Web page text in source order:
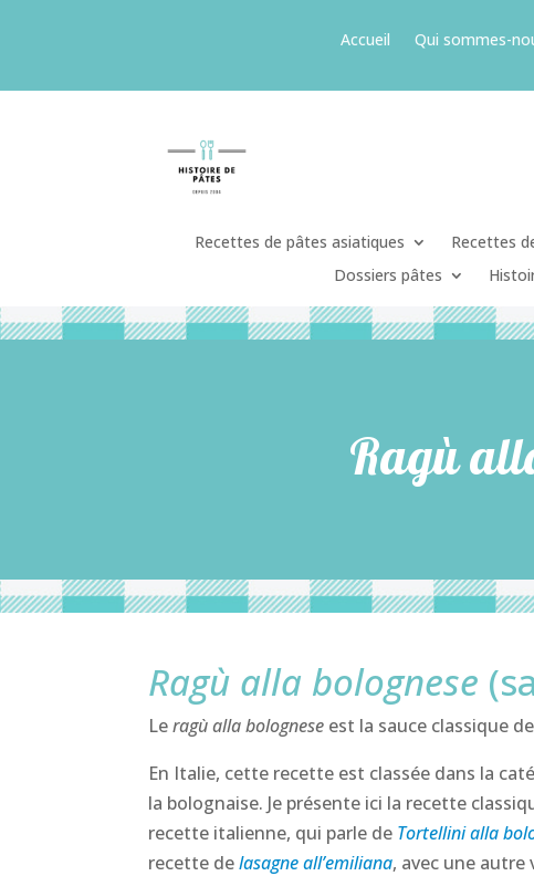
Accueil Qui sommes-
Recettes de pâtes asiatiques Recettes
Dossiers pâtes
Ragù
Ragù alla bolognese
Leragù alla bolognese est la sauce classique
En Italie, cette recette est classée dans la
la bolognaise. Je présente ici la recette
recette italienne, qui parle de Tortellini alla
recette de lasagne all’emiliana, avec une